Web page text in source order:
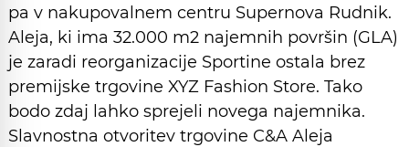
pa v nakupovalnem centru Supernova Rudnik.
Aleja, ki ima 32.000 m2 najemnih površin (GLA)
je zaradi reorganizacije Sportine ostala brez
premijske trgovine XYZ Fashion Store. Tako
bodo zdaj lahko sprejeli novega najemnika.
Slavnostna otvoritev trgovine C&A Aleja